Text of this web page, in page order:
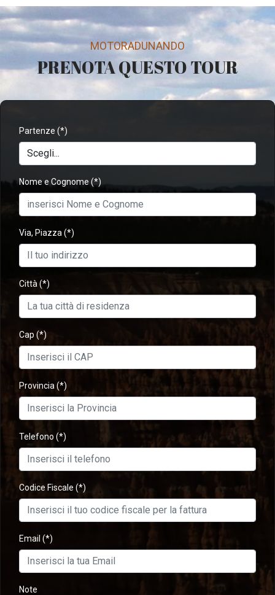
MOTORADUNANDO
PRENOTA QUESTO TOUR
Partenze (*)
Nome e Cognome (*)
Via, Piazza (*)
Città (*)
Cap (*)
Provincia (*)
Telefono (*)
Codice Fiscale (*)
Email (*)
Note